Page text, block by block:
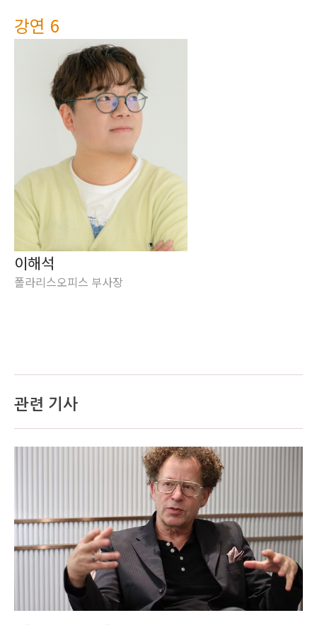
강연 6
이해석
폴라리스오피스 부사장
관련 기사